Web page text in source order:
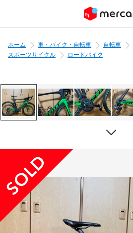
ホーム 車・バイク・自転車 自転車
スポーツサイクル
ロードバイク